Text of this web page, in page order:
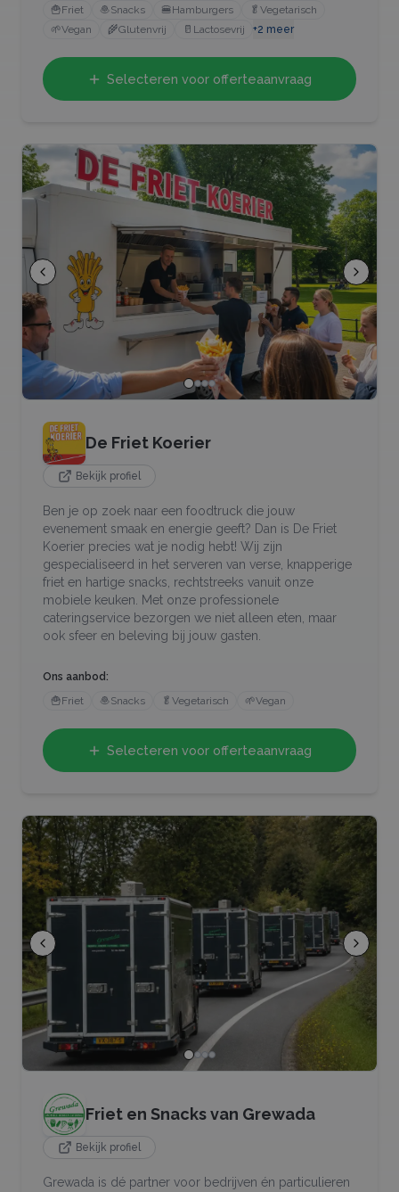
🍟Friet 🧆Snacks 🍔Hamburgers 🥬 Vegetarisch
🌱Vegan 🌾Glutenvrij 🥛 Lactosevrij +2 meer
Selecteren voor offerteaanvraag
De Friet Koerier
Bekijk profiel
Ben je op zoek naar een foodtruck die jouw
evenement smaak en energie geeft? Dan is De Friet
Koerier precies wat je nodig hebt! Wij zijn
gespecialiseerd in het serveren van verse, knapperige
friet en hartige snacks, rechtstreeks vanuit onze
mobiele keuken. Met onze professionele
cateringservice bezorgen we niet alleen eten, maar
ook sfeer en beleving bij jouw gasten.
Ons aanbod:
🍟Friet 🧆Snacks 🥬 Vegetarisch 🌱Vegan
Selecteren voor offerteaanvraag
Friet en Snacks van Grewada
Bekijk profiel
Grewada is dé partner voor bedrijven én particulieren